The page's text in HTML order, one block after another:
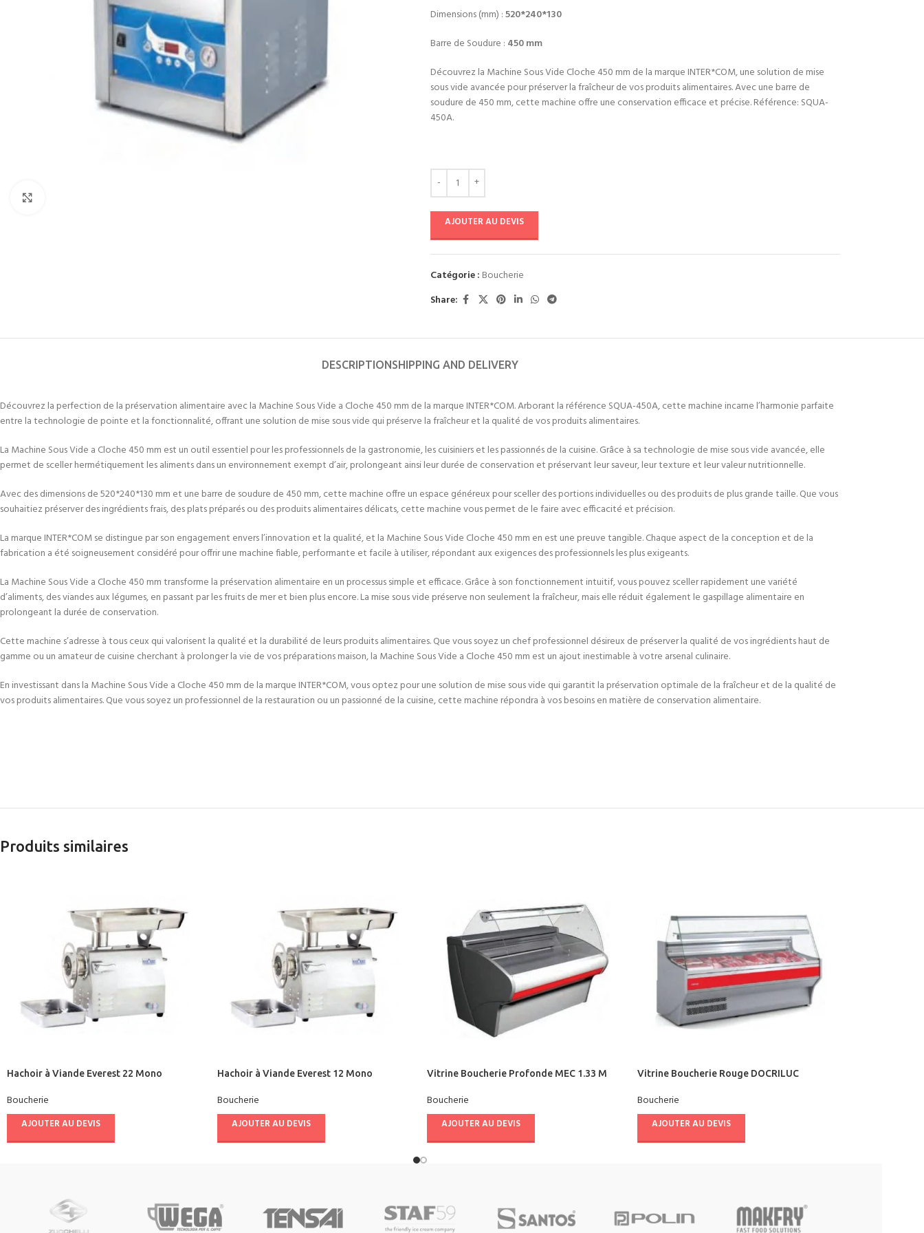
Dimensions (mm) :520*240*130
Barre de Soudure : 450 mm
Découvrez la Machine Sous Vide Cloche 450 mm de la marque INTER*COM, une solution de mise
sous vide avancée pour préserver la fraîcheur de vos produits alimentaires. Avec une barre de
soudure de 450 mm, cette machine offre une conservation efficace et précise. Référence: SQUA-
450A.
AJOUTER AU DEVIS
Catégorie : Boucherie
Share:
DESCRIPTIONSHIPPING AND DELIVERY
Découvrez la perfection de la préservation alimentaire avec la Machine Sous Vide a Cloche 450 mm de la marque INTER*COM. Arborant la référence SQUA-450A, cette machine incarne l’harmonie parfaite
entre la technologie de pointe et la fonctionnalité, offrant une solution de mise sous vide qui préserve la fraîcheur et la qualité de vos produits alimentaires.
La Machine Sous Vide a Cloche 450 mm est un outil essentiel pour les professionnels de la gastronomie, les cuisiniers et les passionnés de la cuisine. Grâce à sa technologie de mise sous vide avancée, elle
permet de sceller hermétiquement les aliments dans un environnement exempt d’air, prolongeant ainsi leur durée de conservation et préservant leur saveur, leur texture et leur valeur nutritionnelle.
Avec des dimensions de 520*240*130 mm et une barre de soudure de 450 mm, cette machine offre un espace généreux pour sceller des portions individuelles ou des produits de plus grande taille. Que vous
souhaitiez préserver des ingrédients frais, des plats préparés ou des produits alimentaires délicats, cette machine vous permet de le faire avec efficacité et précision.
La marque INTER*COM se distingue par son engagement envers l’innovation et la qualité, et la Machine Sous Vide Cloche 450 mm en est une preuve tangible. Chaque aspect de la conception et de la
fabrication a été soigneusement considéré pour offrir une machine fiable, performante et facile à utiliser, répondant aux exigences des professionnels les plus exigeants.
La Machine Sous Vide a Cloche 450 mm transforme la préservation alimentaire en un processus simple et efficace. Grâce à son fonctionnement intuitif, vous pouvez sceller rapidement une variété
d’aliments, des viandes aux légumes, en passant par les fruits de mer et bien plus encore. La mise sous vide préserve non seulement la fraîcheur, mais elle réduit également le gaspillage alimentaire en
prolongeant la durée de conservation.
Cette machine s’adresse à tous ceux qui valorisent la qualité et la durabilité de leurs produits alimentaires. Que vous soyez un chef professionnel désireux de préserver la qualité de vos ingrédients haut de
gamme ou un amateur de cuisine cherchant à prolonger la vie de vos préparations maison, la Machine Sous Vide a Cloche 450 mm est un ajout inestimable à votre arsenal culinaire.
En investissant dans la Machine Sous Vide a Cloche 450 mm de la marque INTER*COM, vous optez pour une solution de mise sous vide qui garantit la préservation optimale de la fraîcheur et de la qualité de
vos produits alimentaires. Que vous soyez un professionnel de la restauration ou un passionné de la cuisine, cette machine répondra à vos besoins en matière de conservation alimentaire.
Produits similaires
Hachoir à Viande Everest 22 Mono
Boucherie
AJOUTER AU DEVIS
Hachoir à Viande Everest 12 Mono
Boucherie
AJOUTER AU DEVIS
Vitrine Boucherie Profonde MEC 1.33 M
Boucherie
AJOUTER AU DEVIS
Vitrine Boucherie Rouge DOCRILUC
Boucherie
AJOUTER AU DEVIS